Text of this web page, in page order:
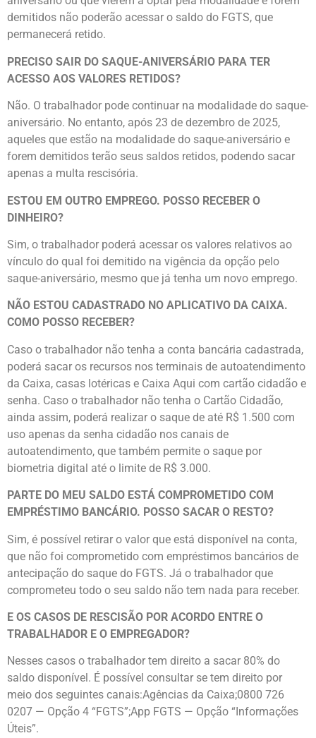
demitidos não poderão acessar o saldo do FGTS, que
permanecerá retido.
PRECISO SAIR DO SAQUE-ANIVERSÁRIO PARA TER
ACESSO AOS VALORES RETIDOS?
Não. O trabalhador pode continuar na modalidade do saque-
aniversário. No entanto, após 23 de dezembro de 2025,
aqueles que estão na modalidade do saque-aniversário e
forem demitidos terão seus saldos retidos, podendo sacar
apenas a multa rescisória.
ESTOU EM OUTRO EMPREGO. POSSO RECEBER O
DINHEIRO?
Sim, o trabalhador poderá acessar os valores relativos ao
vínculo do qual foi demitido na vigência da opção pelo
saque-aniversário, mesmo que já tenha um novo emprego.
NÃO ESTOU CADASTRADO NO APLICATIVO DA CAIXA.
COMO POSSO RECEBER?
Caso o trabalhador não tenha a conta bancária cadastrada,
poderá sacar os recursos nos terminais de autoatendimento
da Caixa, casas lotéricas e Caixa Aqui com cartão cidadão e
senha. Caso o trabalhador não tenha o Cartão Cidadão,
ainda assim, poderá realizar o saque de até R$ 1.500 com
uso apenas da senha cidadão nos canais de
autoatendimento, que também permite o saque por
biometria digital até o limite de R$ 3.000.
PARTE DO MEU SALDO ESTÁ COMPROMETIDO COM
EMPRÉSTIMO BANCÁRIO. POSSO SACAR O RESTO?
Sim, é possível retirar o valor que está disponível na conta,
que não foi comprometido com empréstimos bancários de
antecipação do saque do FGTS. Já o trabalhador que
comprometeu todo o seu saldo não tem nada para receber.
E OS CASOS DE RESCISÃO POR ACORDO ENTRE O
TRABALHADOR E O EMPREGADOR?
Nesses casos o trabalhador tem direito a sacar 80% do
saldo disponível. É possível consultar se tem direito por
meio dos seguintes canais:Agências da Caixa;0800 726
0207 — Opção 4 “FGTS”;App FGTS — Opção “Informações
Úteis”.